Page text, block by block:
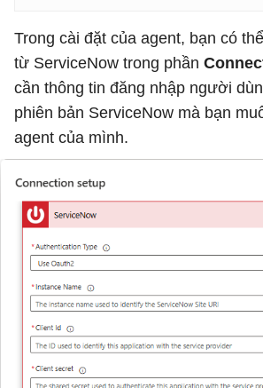
Trong cài đặt của agent, bạn có
từ ServiceNow trong phần
cần thông tin đăng nhập người
phiên bản ServiceNow mà bạn
agent của mình.